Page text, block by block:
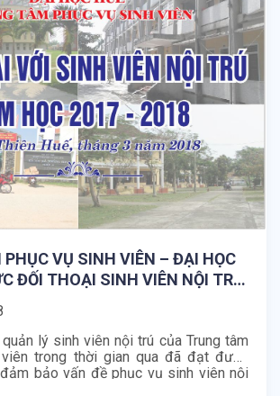
PHỤC VỤ SINH VIÊN – ĐẠI HỌC
ĐỐI THOẠI SINH VIÊN NỘI TRÚ
– 2018.
lý sinh viên nội trú của Trung tâm
trong thời gian qua đã đạt được
bảo vấn đề phục vụ sinh viên nội